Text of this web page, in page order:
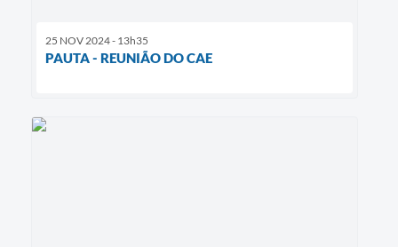
25 NOV 2024 - 13h35
PAUTA - REUNIÃO DO CAE